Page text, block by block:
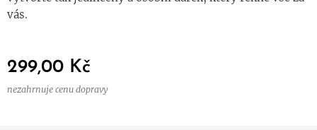
vás.
299,00 Kč
nezahrnuje cenu dopravy